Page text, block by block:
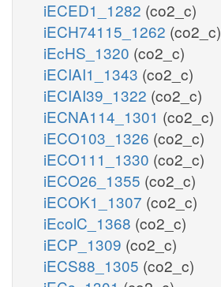
iECED1_1282 (co2_c)
iECH74115_1262 (co2_c)
iEcHS_1320 (co2_c)
iECIAI1_1343 (co2_c)
iECIAI39_1322 (co2_c)
iECNA114_1301 (co2_c)
iECO103_1326 (co2_c)
iECO111_1330 (co2_c)
iECO26_1355 (co2_c)
iECOK1_1307 (co2_c)
iEcolC_1368 (co2_c)
iECP_1309 (co2_c)
iECS88_1305 (co2_c)